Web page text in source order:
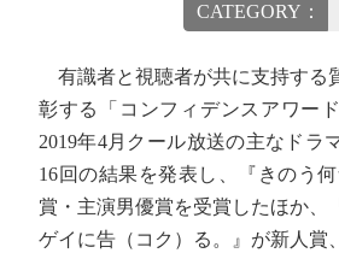
CATEGORY：
有識者と視聴者が共に支持する
彰する「コンフィデンスアワー
2019年4月クール放送の主なドラ
16回の結果を発表し、『きのう
賞・主演男優賞を受賞したほか、
ゲイに告（コク）る。』が新人賞